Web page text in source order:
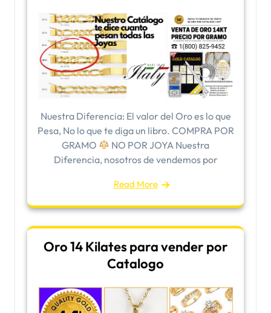
Nuestra Diferencia: El valor del Oro es lo que
Pesa, No lo que te diga un libro. COMPRA POR
GRAMO
NO POR JOYA Nuestra
Diferencia, nosotros de vendemos por
Read More
Oro 14 Kilates para vender por
Catalogo